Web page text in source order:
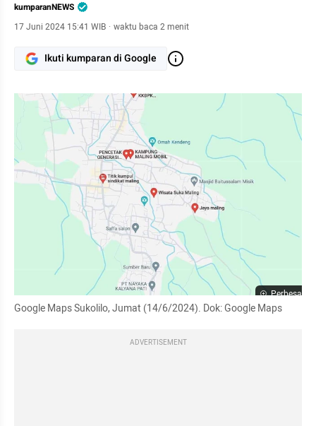
kumparanNEWS
17 Juni 2024 15:41 WIB · waktu baca 2 menit
Ikuti kumparan di Google
Perbesar
Google Maps Sukolilo, Jumat (14/6/2024). Dok: Google Maps
ADVERTISEMENT